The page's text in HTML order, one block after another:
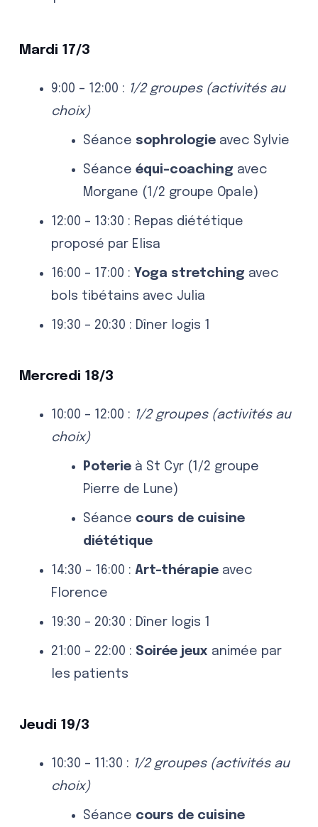
Mardi 17/3
9:00 – 12:00 : 1/2 groupes (activités au
choix)
Séance sophrologie avec Sylvie
Séance équi-coaching avec
Morgane (1/2 groupe Opale)
12:00 – 13:30 : Repas diététique
proposé par Elisa
16:00 – 17:00 : Yoga stretching avec
bols tibétains avec Julia
19:30 – 20:30 : Dîner logis 1
Mercredi 18/3
10:00 – 12:00 : 1/2 groupes (activités au
choix)
Poterie à St Cyr (1/2 groupe
Pierre de Lune)
Séance cours de cuisine
diététique
14:30 – 16:00 : Art-thérapie avec
Florence
19:30 – 20:30 : Dîner logis 1
21:00 – 22:00 : Soirée jeux animée par
les patients
Jeudi 19/3
10:30 – 11:30 : 1/2 groupes (activités au
choix)
Séance cours de cuisine